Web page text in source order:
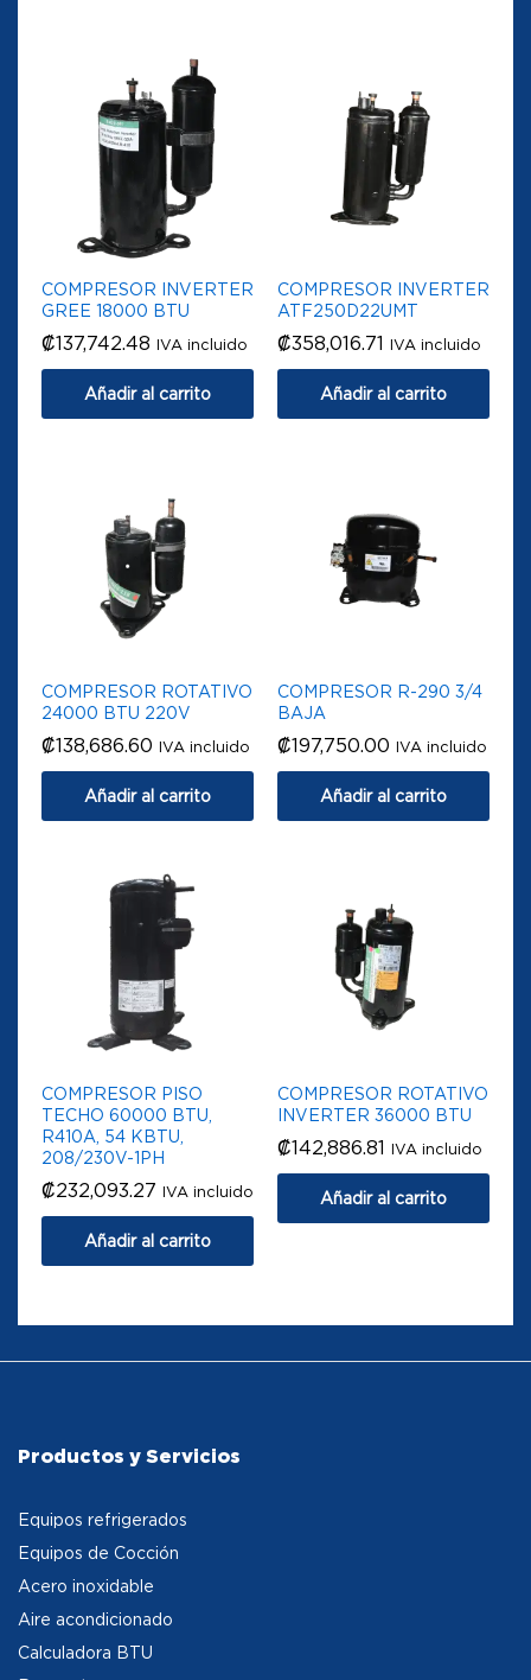
COMPRESOR INVERTER
GREE 18000 BTU
₡137,742.48 IVA incluido
Añadir al carrito
COMPRESOR INVERTER
ATF250D22UMT
₡358,016.71 IVA incluido
Añadir al carrito
COMPRESOR ROTATIVO
24000 BTU 220V
₡138,686.60 IVA incluido
Añadir al carrito
COMPRESOR R-290 3/4
BAJA
₡197,750.00 IVA incluido
Añadir al carrito
COMPRESOR PISO
TECHO 60000 BTU,
R410A, 54 KBTU,
208/230V-1PH
₡232,093.27 IVA incluido
Añadir al carrito
COMPRESOR ROTATIVO
INVERTER 36000 BTU
₡142,886.81 IVA incluido
Añadir al carrito
Productos y Servicios
Equipos refrigerados
Equipos de Cocción
Acero inoxidable
Aire acondicionado
Calculadora BTU